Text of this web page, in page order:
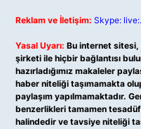
Reklam ve İletişim: Skype:
Yasal Uyarı: Bu internet sitesi,
şirketi ile hiçbir bağlantısı
hazırladığımız makaleler
haber niteliği taşımamakta
paylaşım yapılmamaktadır.
benzerlikleri tamamen
halindedir ve tavsiye niteliği